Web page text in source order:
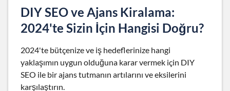
DIY SEO ve Ajans Kiralama:
2024'te Sizin İçin Hangisi Doğru?
2024'te bütçenize ve iş hedeflerinize hangi
yaklaşımın uygun olduğuna karar vermek için DIY
SEO ile bir ajans tutmanın artılarını ve eksilerini
karşılaştırın.